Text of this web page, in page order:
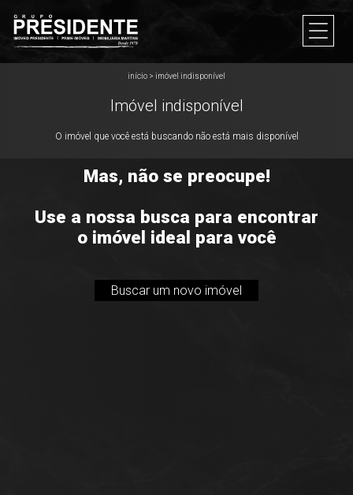
início > imóvel indisponível
Imóvel indisponível
O imóvel que você está buscando não está mais disponível
Mas, não se preocupe!
Use a nossa busca para encontrar
o imóvel ideal para você
Buscar um novo imóvel